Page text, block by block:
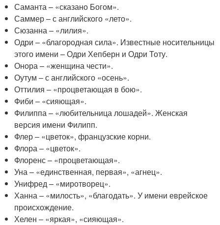
Саманта – «сказано Богом».
Саммер – с английского «лето».
Сюзанна – «лилия».
Одри – «благородная сила». Известные носительницы
этого имени – Одри Хепберн и Одри Тоту.
Онора – «женщина чести».
Оутум – с английского «осень».
Оттилия – «процветающая в бою».
Фиби – «сияющая».
Филиппа – «любительница лошадей». Женская
версия имени Филипп.
Флер – «цветок», французские корни.
Флора – «цветок».
Флоренс – «процветающая».
Уна – «единственная, первая», «агнец».
Унифред – «миротворец».
Ханна – «милость», «благодать». У имени еврейское
происхождение.
Хелен – «яркая», «сияющая».